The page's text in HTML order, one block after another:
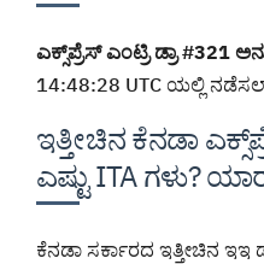
ಎಕ್ಸ್‌ಪ್ರೆಸ್ ಎಂಟ್ರಿ ಡ್ರಾ #321
14:48:28 UTC ಯಲ್ಲಿ
ಇತ್ತೀಚಿನ ಕೆನಡಾ
ಎಷ್ಟು ITA ಗಳು?
ಕೆನಡಾ ಸರ್ಕಾರದ ಇತ್ತೀಚಿನ ಇಇ